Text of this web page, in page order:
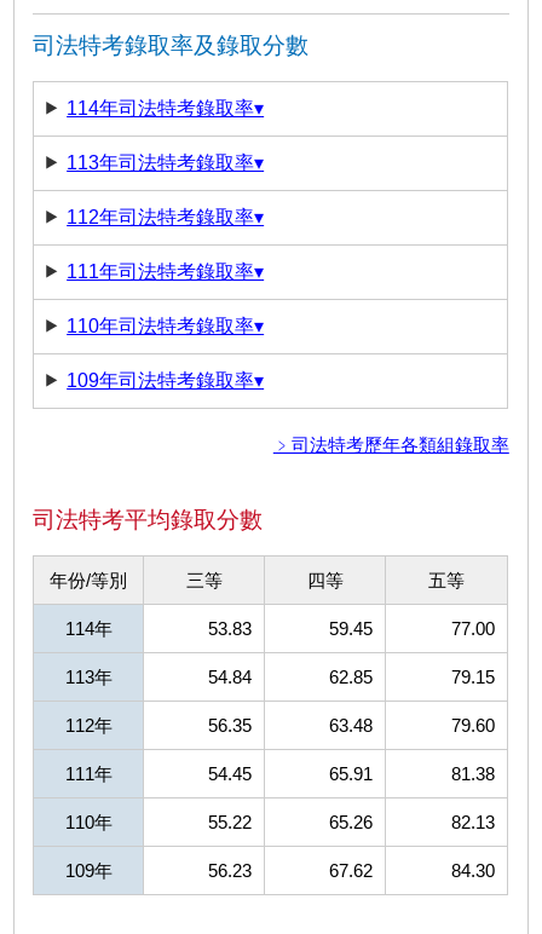
司法特考錄取率及錄取分數
114年司法特考錄取率▾
113年司法特考錄取率▾
112年司法特考錄取率▾
111年司法特考錄取率▾
110年司法特考錄取率▾
109年司法特考錄取率▾
﹥司法特考歷年各類組錄取率
司法特考平均錄取分數
年份/等別 三等 四等 五等
114年 53.83 59.45 77.00
113年 54.84 62.85 79.15
112年 56.35 63.48 79.60
111年 54.45 65.91 81.38
110年 55.22 65.26 82.13
109年 56.23 67.62 84.30